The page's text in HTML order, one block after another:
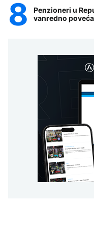
Penzioneri u
vanredno